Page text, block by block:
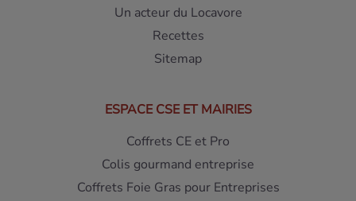
Un acteur du Locavore
Recettes
Sitemap
ESPACE CSE ET MAIRIES
Coffrets CE et Pro
Colis gourmand entreprise
Coffrets Foie Gras pour Entreprises